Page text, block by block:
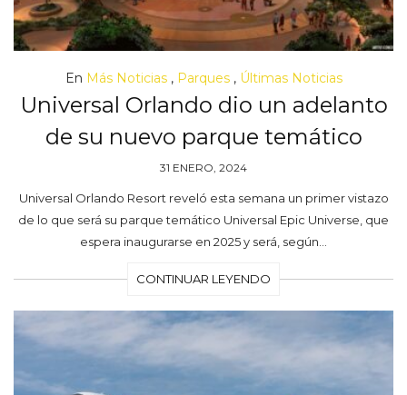
En Más Noticias, Parques, Últimas Noticias
Universal Orlando dio un adelanto
de su nuevo parque temático
31 ENERO, 2024
Universal Orlando Resort reveló esta semana un primer vistazo
de lo que será su parque temático Universal Epic Universe, que
espera inaugurarse en 2025 y será, según…
CONTINUAR LEYENDO